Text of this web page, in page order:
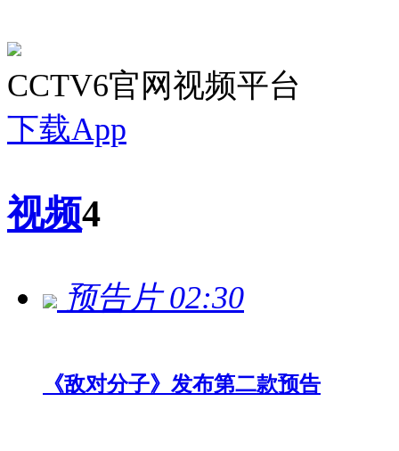
CCTV6官网视频平台
下载App
视频4
预告片 02:30
《敌对分子》发布第二款预告